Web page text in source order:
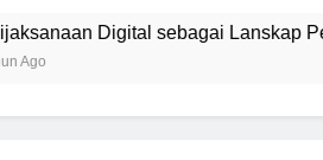
sebagai Lanskap Pembelajaran